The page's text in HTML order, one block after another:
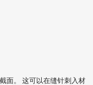
面。 这可以在缝针刺入材